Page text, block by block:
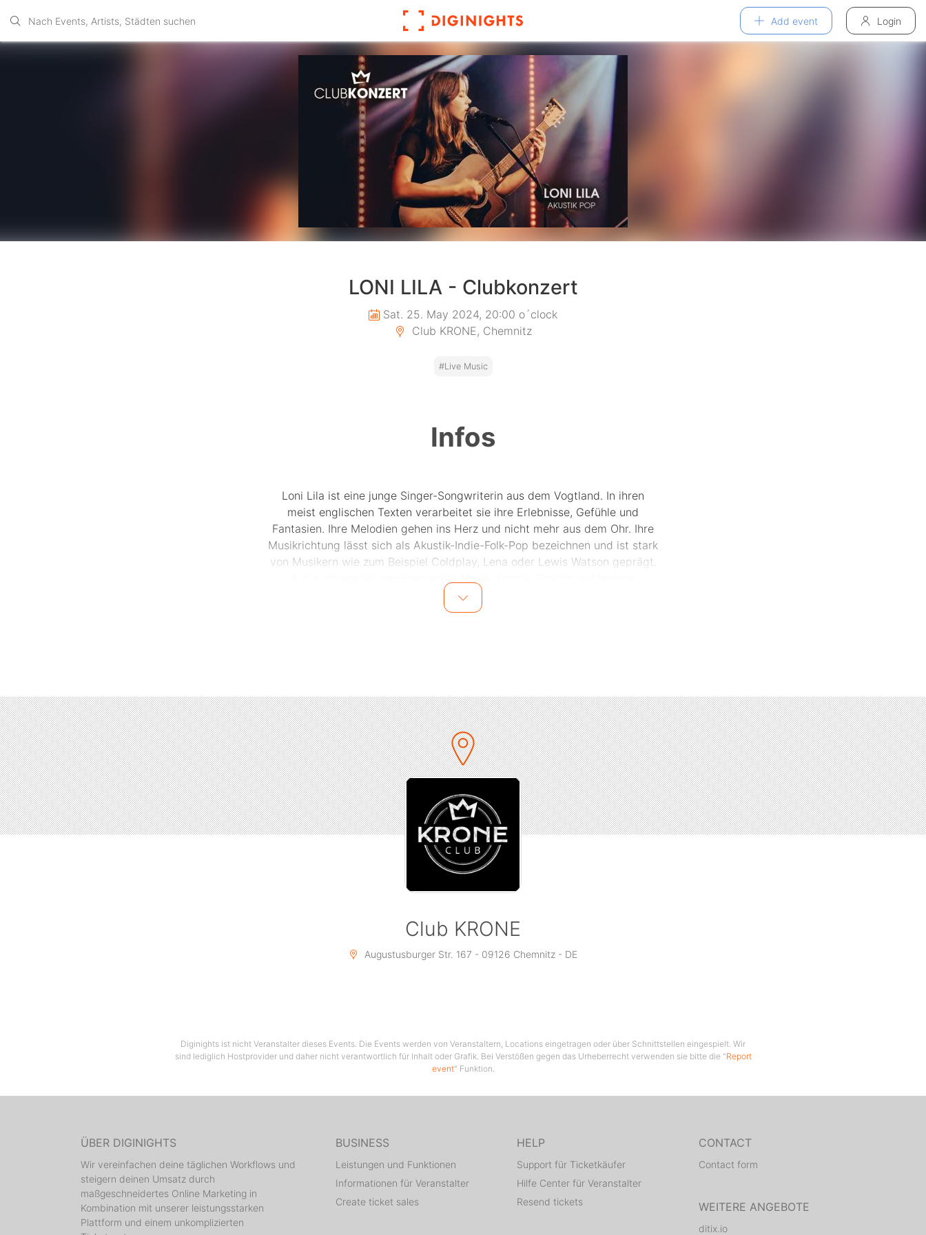
Add event Login
LONI LILA - Clubkonzert
Sat. 25. May 2024, 20:00 o´clock
Club KRONE, Chemnitz
#Live Music
Infos
Loni Lila ist eine junge Singer-Songwriterin aus dem Vogtland. In ihren
meist englischen Texten verarbeitet sie ihre Erlebnisse, Gefühle und
Fantasien. Ihre Melodien gehen ins Herz und nicht mehr aus dem Ohr. Ihre
Musikrichtung lässt sich als Akustik-Indie-Folk-Pop bezeichnen und ist stark
von Musikern wie zum Beispiel Coldplay, Lena oder Lewis Watson geprägt.
Cocktails in entspannter Atmosphäre. Einlass ist 20 Uhr, Konzertbeginn ca.
21 Uhr. Eintritt frei. www.krone-club.de
Club KRONE
Augustusburger Str. 167 - 09126 Chemnitz - DE
Diginights ist nicht Veranstalter dieses Events. Die Events werden von Veranstaltern, Locations eingetragen oder über Schnittstellen eingespielt. Wir
sind lediglich Hostprovider und daher nicht verantwortlich für Inhalt oder Grafik. Bei Verstößen gegen das Urheberrecht verwenden sie bitte die "Report
event" Funktion.
ÜBER DIGINIGHTS
Wir vereinfachen deine täglichen Workflows und
steigern deinen Umsatz durch
maßgeschneidertes Online Marketing in
Kombination mit unserer leistungsstarken
Plattform und einem unkomplizierten
BUSINESS
Leistungen und Funktionen
Informationen für Veranstalter
Create ticket sales
HELP
Support für Ticketkäufer
Hilfe Center für Veranstalter
Resend tickets
CONTACT
Contact form
WEITERE ANGEBOTE
ditix.io